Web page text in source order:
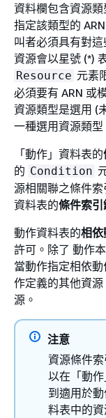
資料欄包含資源
指定該類型的
叫者必須具有對
資源會以星號 (*)
Resource 元素
必須要有 ARN 或
資源類型是選用 (
一種選用資源類型
「動作」資料表的
的 Condition
源相關聯之條件索
資料表的條件索引
動作資料表的相依
許可。除了 動作
當動作指定相依
作定義的其他資
源。
注意
資源條件
以在「動
到適用於
料表中的